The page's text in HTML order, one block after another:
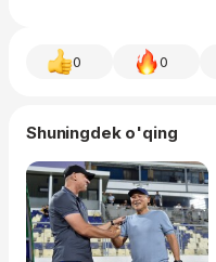
0 0
Shuningdek o'qing